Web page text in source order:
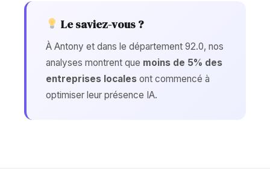
Le saviez-vous ?
À Antony et dans le département 92.0, nos
analyses montrent que moins de 5% des
entreprises locales ont commencé à
optimiser leur présence IA.